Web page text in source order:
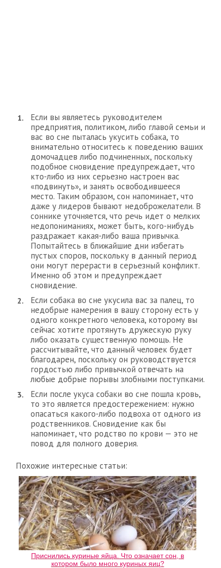
Если вы являетесь руководителем
предприятия, политиком, либо главой семьи и
вас во сне пыталась укусить собака, то
внимательно относитесь к поведению ваших
домочадцев либо подчиненных, поскольку
подобное сновидение предупреждает, что
кто-либо из них серьезно настроен вас
«подвинуть», и занять освободившееся
место. Таким образом, сон напоминает, что
даже у лидеров бывают недоброжелатели. В
соннике уточняется, что речь идет о мелких
недопониманиях, может быть, кого-нибудь
раздражает какая-либо ваша привычка.
Попытайтесь в ближайшие дни избегать
пустых споров, поскольку в данный период
они могут перерасти в серьезный конфликт.
Именно об этом и предупреждает
сновидение.
Если собака во сне укусила вас за палец, то
недобрые намерения в вашу сторону есть у
одного конкретного человека, которому вы
сейчас хотите протянуть дружескую руку
либо оказать существенную помощь. Не
рассчитывайте, что данный человек будет
благодарен, поскольку он руководствуется
гордостью либо привычкой отвечать на
любые добрые порывы злобными поступками.
Если после укуса собаки во сне пошла кровь,
то это является предостережением: нужно
опасаться какого-либо подвоха от одного из
родственников. Сновидение как бы
напоминает, что родство по крови — это не
повод для полного доверия.
Похожие интересные статьи:
Приснились куриные яйца. Что означает сон, в
котором было много куриных яиц?